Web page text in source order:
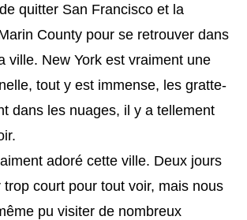
quitter San Francisco et la
County pour se retrouver dans
ville. New York est vraiment une
tout y est immense, les gratte-
dans les nuages, il y a tellement
adoré cette ville. Deux jours
trop court pour tout voir, mais nous
pu visiter de nombreux